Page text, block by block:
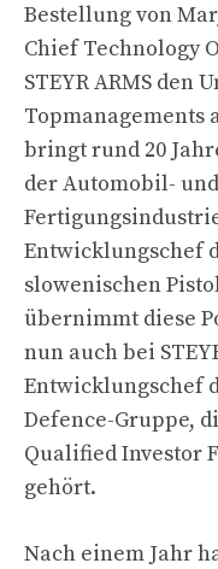
Bestellung von
Chief Technology
STEYR ARMS den
Topmanagements
bringt rund 20
der Automobil- und
Entwicklungschef
slowenischen
übernimmt diese
nun auch bei
Entwicklungschef
Defence-Gruppe,
Qualified Investor
gehört.
Nach einem Jahr